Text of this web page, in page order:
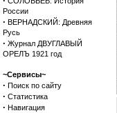
России
· ВЕРНАДСКИЙ: Древняя
Русь
· Журнал ДВУГЛАВЫЙ
ОРЕЛЪ 1921 год
~Сервисы~
· Поиск по сайту
· Статистика
· Навигация